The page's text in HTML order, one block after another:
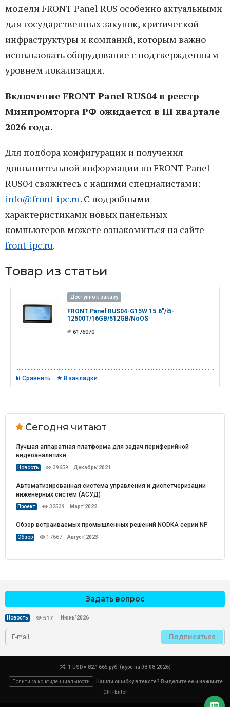
модели FRONT Panel RUS особенно актуальными
для государственных закупок, критической
инфраструктуры и компаний, которым важно
использовать оборудование с подтвержденным
уровнем локализации.
Включение FRONT Panel RUS04 в реестр
Минпромторга РФ ожидается в III квартале
2026 года.
Для подбора конфигурации и получения
дополнительной информации по FRONT Panel
RUS04 свяжитесь с нашими специалистами:
info@front-ipc.ru. С подробными
характеристиками новых панельных
компьютеров можете ознакомиться на сайте
front-ipc.ru.
Товар из статьи
Доступно к заказу
FRONT Panel RUS04-G15W 15.6"/i5-
12500T/16GB/512GB/NoOS
6176070
Сравнить В закладки
Сегодня читают
Лучшая аппаратная платформа для задач периферийной
видеоаналитики
Новость 39659 Декабрь’2021
Автоматизированная система управления и диспетчеризации
инженерных систем (АСУД)
Проект 32539 Март’2022
Обзор встраиваемых промышленных решений NODKA серии NP
Обзор 17667 Август’2023
Задать вопрос
Новость 517 Июнь’2026
Подписаться
1 USD = 82.1665 руб. (курс на 08.08.2026)
Политика конфиденциальности
Нашли ошибку в тексте? Выделите ее и нажмите
Ctrl+Enter